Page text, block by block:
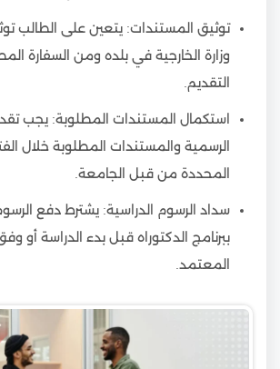
توثيق المستندات: يتعين على الطالب
وزارة الخارجية في بلده ومن السفارة
التقديم.
استكمال المستندات المطلوبة: يجب
الرسمية والمستندات المطلوبة خلال
المحددة من قبل الجامعة.
سداد الرسوم الدراسية: يشترط دفع
ببرنامج الدكتوراه قبل بدء الدراسة أو
المعتمد.